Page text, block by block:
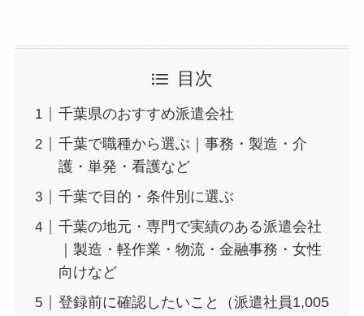
目次
千葉県のおすすめ派遣会社
千葉で職種から選ぶ｜事務・製造・介
護・単発・看護など
千葉で目的・条件別に選ぶ
千葉の地元・専門で実績のある派遣会社
｜製造・軽作業・物流・金融事務・女性
向けなど
登録前に確認したいこと（派遣社員1,005